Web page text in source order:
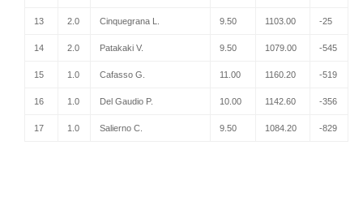
13 2.0 Cinquegrana L. 9.50 1103.00 -25
14 2.0 Patakaki V. 9.50 1079.00 -545
15 1.0 Cafasso G. 11.00 1160.20 -519
16 1.0 Del Gaudio P. 10.00 1142.60 -356
17 1.0 Salierno C. 9.50 1084.20 -829